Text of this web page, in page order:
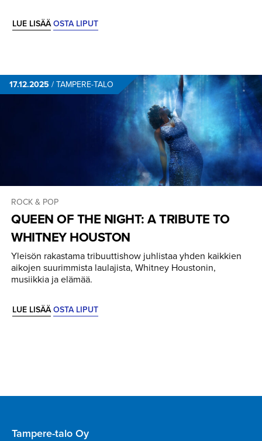
LUE LISÄÄ OSTA LIPUT
17.12.2025 / TAMPERE-TALO
ROCK & POP
QUEEN OF THE NIGHT: A TRIBUTE TO
WHITNEY HOUSTON
Yleisön rakastama tribuuttishow juhlistaa yhden kaikkien
aikojen suurimmista laulajista, Whitney Houstonin,
musiikkia ja elämää.
LUE LISÄÄ OSTA LIPUT
Tampere-talo Oy